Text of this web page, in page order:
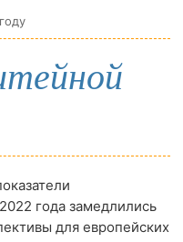
года замедлились
для европейских